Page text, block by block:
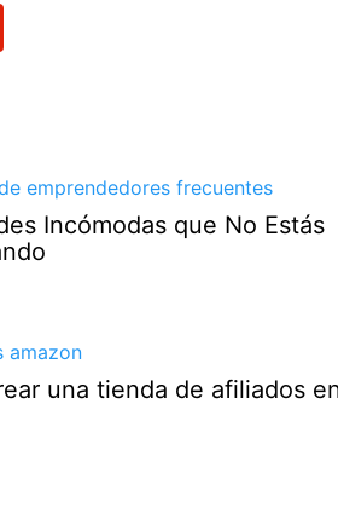
Incómodas que No Estás
una tienda de afiliados